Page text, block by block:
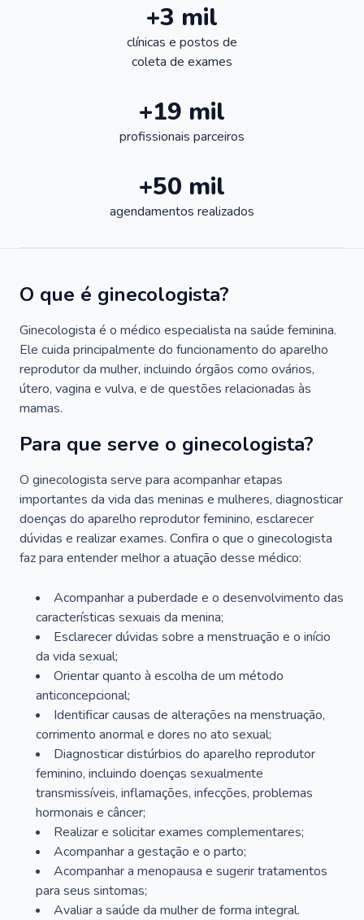
+3 mil
clínicas e postos de
coleta de exames
+19 mil
profissionais parceiros
+50 mil
agendamentos realizados
O que é ginecologista?
Ginecologista é o médico especialista na saúde feminina.
Ele cuida principalmente do funcionamento do aparelho
reprodutor da mulher, incluindo órgãos como ovários,
útero, vagina e vulva, e de questões relacionadas às
mamas.
Para que serve o ginecologista?
O ginecologista serve para acompanhar etapas
importantes da vida das meninas e mulheres, diagnosticar
doenças do aparelho reprodutor feminino, esclarecer
dúvidas e realizar exames. Confira o que o ginecologista
faz para entender melhor a atuação desse médico:
Acompanhar a puberdade e o desenvolvimento das
características sexuais da menina;
Esclarecer dúvidas sobre a menstruação e o início
da vida sexual;
Orientar quanto à escolha de um método
anticoncepcional;
Identificar causas de alterações na menstruação,
corrimento anormal e dores no ato sexual;
Diagnosticar distúrbios do aparelho reprodutor
feminino, incluindo doenças sexualmente
transmissíveis, inflamações, infecções, problemas
hormonais e câncer;
Realizar e solicitar exames complementares;
Acompanhar a gestação e o parto;
Acompanhar a menopausa e sugerir tratamentos
para seus sintomas;
Avaliar a saúde da mulher de forma integral.